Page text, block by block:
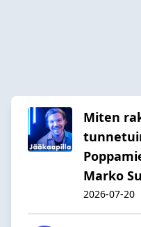
Miten
Marko
2026-07-20